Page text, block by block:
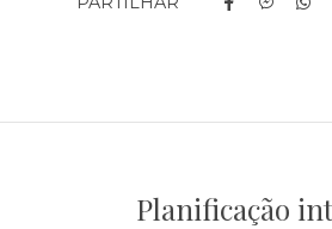
Planificação